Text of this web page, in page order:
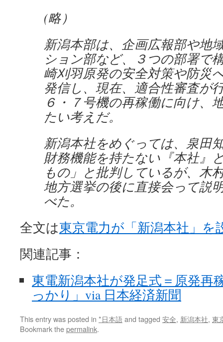
(略）
新潟本部は、企画広報部や地
ション部など、３つの部署で
崎刈羽原発の安全対策や防災
発信し、現在、適合性審査が
６・７号機の再稼働に向け、
たい考えだ。
新潟本社をめぐっては、泉田
財務機能を持たない『本社』
もの」と批判しているが、木
地方選挙の後に直接会って説
べた。
全文は東京電力が「新潟本社」を
関連記事：
東電新潟本社が発足式＝原発再
っかり」via 日本経済新聞
This entry was posted in *日本語and tagged 安全, 新潟本社, 東
Bookmark thepermalink.